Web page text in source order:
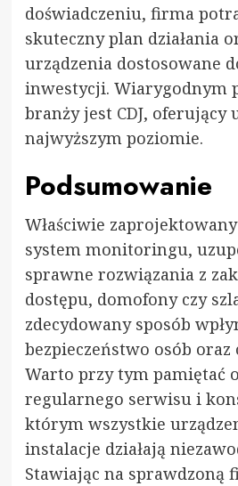
doświadczeniu, firma
skuteczny plan działania
urządzenia dostosowane
inwestycji. Wiarygodnym
branży jest CDJ, oferujący
najwyższym poziomie.
Podsumowanie
Właściwie
system monitoringu,
sprawne rozwiązania z
dostępu, domofony czy
zdecydowany sposób
bezpieczeństwo osób
Warto przy tym pamiętać
regularnego serwisu i
którym wszystkie
instalacje działają
Stawiając na sprawdzoną